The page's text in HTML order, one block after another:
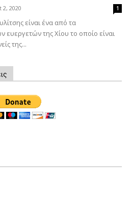
2, 2020 1
είναι ένα από τα
της Χίου το οποίο είναι
της...